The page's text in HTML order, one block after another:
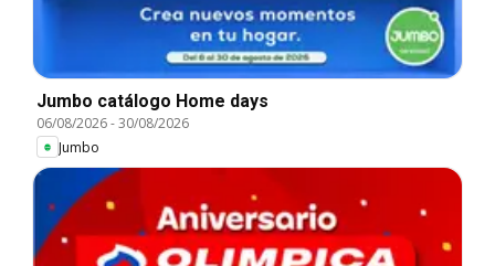
Jumbo catálogo Home days
06/08/2026-30/08/2026
Jumbo